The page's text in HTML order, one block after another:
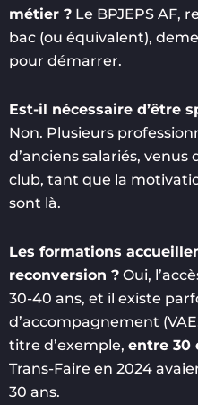
métier ? Le BPJEPS AF,
bac (ou équivalent),
pour démarrer.
Est-il nécessaire d’être
Non. Plusieurs
d’anciens salariés,
club, tant que la
sont là.
Les formations
reconversion ? Oui,
30-40 ans, et il existe
d’accompagnement
titre d’exemple, entre 30
Trans-Faire en 2024
30 ans.